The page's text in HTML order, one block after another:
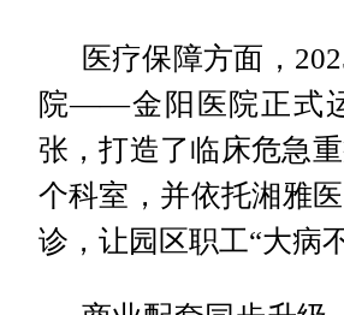
医疗保障方面，
院——金阳医院正式
张，打造了临床危急
个科室，并依托湘雅
诊，让园区职工“大病